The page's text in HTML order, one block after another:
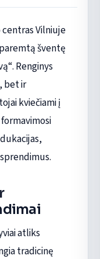
centras Vilniuje
šventę
Renginys
bet ir
kviečiami į
atliks
tradicinę